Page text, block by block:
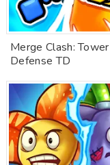
Merge Clash: Tower
Defense TD